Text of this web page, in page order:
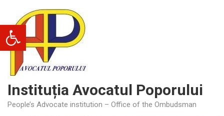
Deschide bara de unelte
content
Instituția Avocatul Poporului
People’s Advocate institution – Office of the Ombudsman